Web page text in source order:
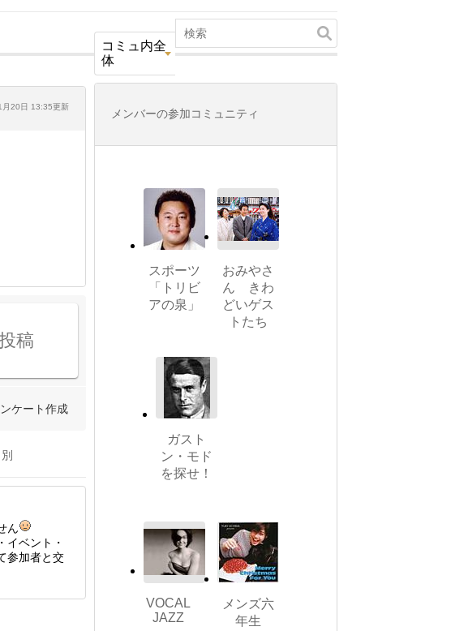
コミュ内全
体
月20日 13:35更新
稿
ケート作成
ん
イベント・
参加者と交
メンバーの参加コミュニティ
スポーツ
「トリビ
アの泉」
おみやさ
ん きわ
どいゲス
トたち
ガスト
ン・モド
を探せ！
VOCAL
JAZZ
メンズ六
年生